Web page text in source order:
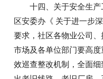
十四、关于安全生
区安委办《 关于进一步
要求，社区各物业公司
市场及各单位部门要高
效巡查整改机制，全面